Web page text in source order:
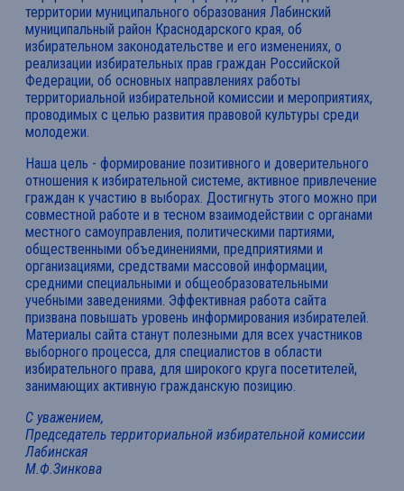
территории муниципального образования Лабинский
муниципальный район Краснодарского края, об
избирательном законодательстве и его изменениях, о
реализации избирательных прав граждан Российской
Федерации, об основных направлениях работы
территориальной избирательной комиссии и мероприятиях,
проводимых с целью развития правовой культуры среди
молодежи.
Наша цель - формирование позитивного и доверительного
отношения к избирательной системе, активное привлечение
граждан к участию в выборах. Достигнуть этого можно при
совместной работе и в тесном взаимодействии с органами
местного самоуправления, политическими партиями,
общественными объединениями, предприятиями и
организациями, средствами массовой информации,
средними специальными и общеобразовательными
учебными заведениями. Эффективная работа сайта
призвана повышать уровень информирования избирателей.
Материалы сайта станут полезными для всех участников
выборного процесса, для специалистов в области
избирательного права, для широкого круга посетителей,
занимающих активную гражданскую позицию.
С уважением,
Председатель территориальной избирательной комиссии
Лабинская
М.Ф.Зинкова